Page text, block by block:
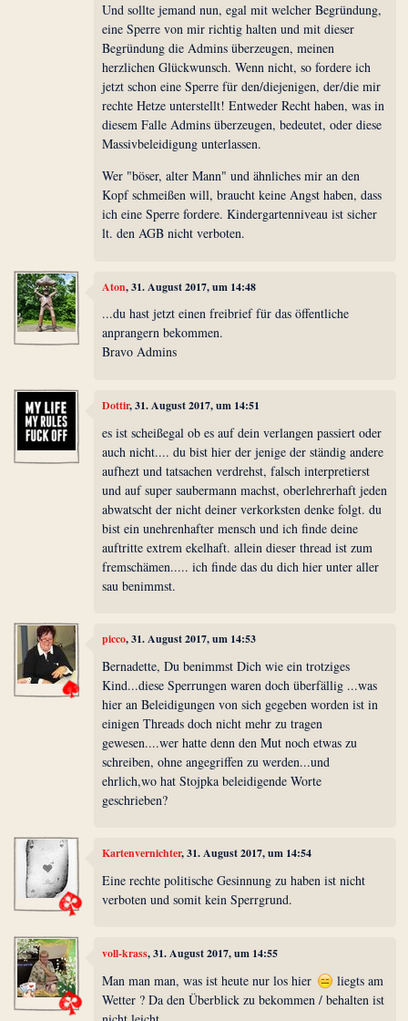
Und sollte jemand nun, egal mit welcher Begründung,
eine Sperre von mir richtig halten und mit dieser
Begründung die Admins überzeugen, meinen
herzlichen Glückwunsch. Wenn nicht, so fordere ich
jetzt schon eine Sperre für den/diejenigen, der/die mir
rechte Hetze unterstellt! Entweder Recht haben, was in
diesem Falle Admins überzeugen, bedeutet, oder diese
Massivbeleidigung unterlassen.
Wer "böser, alter Mann" und ähnliches mir an den
Kopf schmeißen will, braucht keine Angst haben, dass
ich eine Sperre fordere. Kindergartenniveau ist sicher
lt. den AGB nicht verboten.
Aton, 31. August 2017, um 14:48
...du hast jetzt einen freibrief für das öffentliche
anprangern bekommen.
Bravo Admins
Dottir, 31. August 2017, um 14:51
es ist scheißegal ob es auf dein verlangen passiert oder
auch nicht.... du bist hier der jenige der ständig andere
aufhezt und tatsachen verdrehst, falsch interpretierst
und auf super saubermann machst, oberlehrerhaft jeden
abwatscht der nicht deiner verkorksten denke folgt. du
bist ein unehrenhafter mensch und ich finde deine
auftritte extrem ekelhaft. allein dieser thread ist zum
fremschämen..... ich finde das du dich hier unter aller
sau benimmst.
picco, 31. August 2017, um 14:53
Bernadette, Du benimmst Dich wie ein trotziges
Kind...diese Sperrungen waren doch überfällig ...was
hier an Beleidigungen von sich gegeben worden ist in
einigen Threads doch nicht mehr zu tragen
gewesen....wer hatte denn den Mut noch etwas zu
schreiben, ohne angegriffen zu werden...und
ehrlich,wo hat Stojpka beleidigende Worte
geschrieben?
Kartenvernichter, 31. August 2017, um 14:54
Eine rechte politische Gesinnung zu haben ist nicht
verboten und somit kein Sperrgrund.
voll-krass, 31. August 2017, um 14:55
Man man man, was ist heute nur los hier
liegts am
Wetter ? Da den Überblick zu bekommen / behalten ist